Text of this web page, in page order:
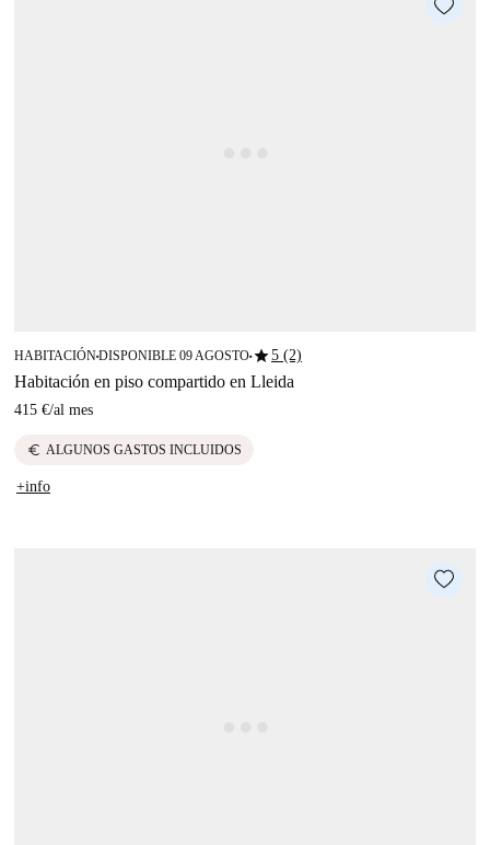
HABITACIÓN■DISPONIBLE 09 AGOSTO■star5 (2)
Habitación en piso compartido en Lleida
415 €/al mes
euro ALGUNOS GASTOS INCLUIDOS
+info